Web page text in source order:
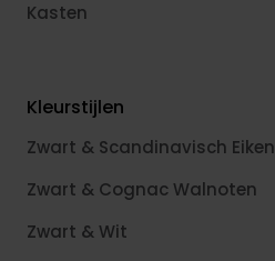
Kasten
Kleurstijlen
Zwart & Scandinavisch Eiken
Zwart & Cognac Walnoten
Zwart & Wit